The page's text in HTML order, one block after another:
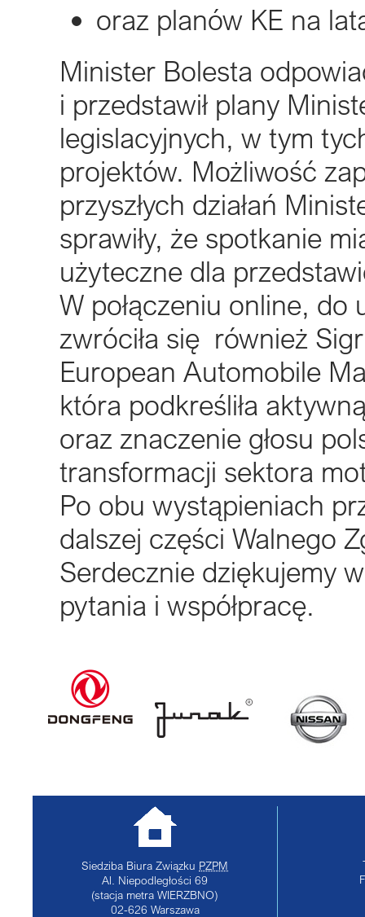
oraz planów KE na
Minister Bolesta
i przedstawił plany
legislacyjnych, w tym
projektów. Możliwość
przyszłych działań
sprawiły, że spotkanie
użyteczne dla
W połączeniu online,
zwróciła się również
European Automobile
która podkreśliła
oraz znaczenie głosu
transformacji sektora
Po obu wystąpieniach
dalszej części Walnego
Serdecznie dziękujemy
pytania i współpracę.
Siedziba Biura Związku PZPM
Al. Niepodległości 69
(stacja metra WIERZBNO)
02-626 Warszawa